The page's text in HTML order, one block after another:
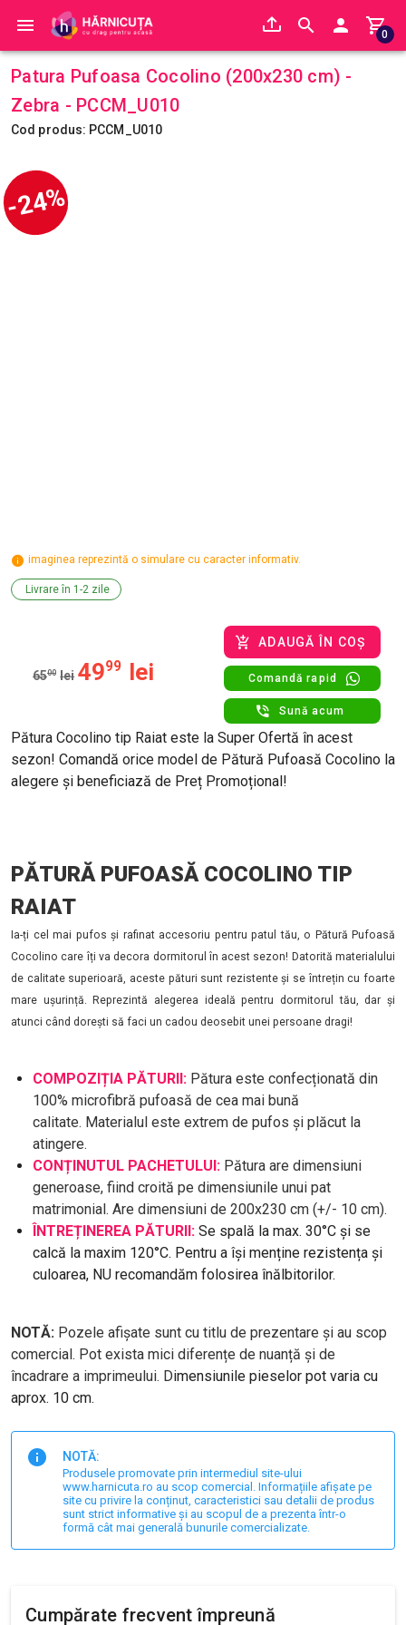
0
Patura Pufoasa Cocolino (200x230 cm) -
Zebra - PCCM_U010
Cod produs: PCCM_U010
-24%
imaginea reprezintă o simulare cu caracter informativ.
Livrare în 1-2 zile
6500 lei 4999 lei
ADAUGĂ ÎN COȘ
Comandă rapid
Sună acum
Pătura Cocolino tip Raiat este la Super Ofertă în acest
sezon! Comandă orice model de Pătură Pufoasă Cocolino la
alegere și beneficiază de Preț Promoțional!
PĂTURĂ PUFOASĂ COCOLINO TIP
RAIAT
Ia-ți cel mai pufos și rafinat accesoriu pentru patul tău, o Pătură Pufoasă
Cocolino care îți va decora dormitorul în acest sezon! Datorită materialului
de calitate superioară, aceste pături sunt rezistente și se întrețin cu foarte
mare ușurință. Reprezintă alegerea ideală pentru dormitorul tău, dar și
atunci când dorești să faci un cadou deosebit unei persoane dragi!
COMPOZIȚIA PĂTURII: Pătura este confecționată din
100% microfibră pufoasă de cea mai bună
calitate. Materialul este extrem de pufos și plăcut la
atingere.
CONȚINUTUL PACHETULUI: Pătura are dimensiuni
generoase, fiind croită pe dimensiunile unui pat
matrimonial. Are dimensiuni de 200x230 cm (+/- 10 cm).
ÎNTREȚINEREA PĂTURII: Se spală la max. 30°C și se
calcă la maxim 120°C. Pentru a își menține rezistența și
culoarea, NU recomandăm folosirea înălbitorilor.
NOTĂ: Pozele afișate sunt cu titlu de prezentare și au scop
comercial. Pot exista mici diferențe de nuanță și de
încadrare a imprimeului. Dimensiunile pieselor pot varia cu
aprox. 10 cm.
NOTĂ:
Produsele promovate prin intermediul site-ului
www.harnicuta.ro au scop comercial. Informațiile afișate pe
site cu privire la conținut, caracteristici sau detalii de produs
sunt strict informative și au scopul de a prezenta într-o
formă cât mai generală bunurile comercializate.
Cumpărate frecvent împreună